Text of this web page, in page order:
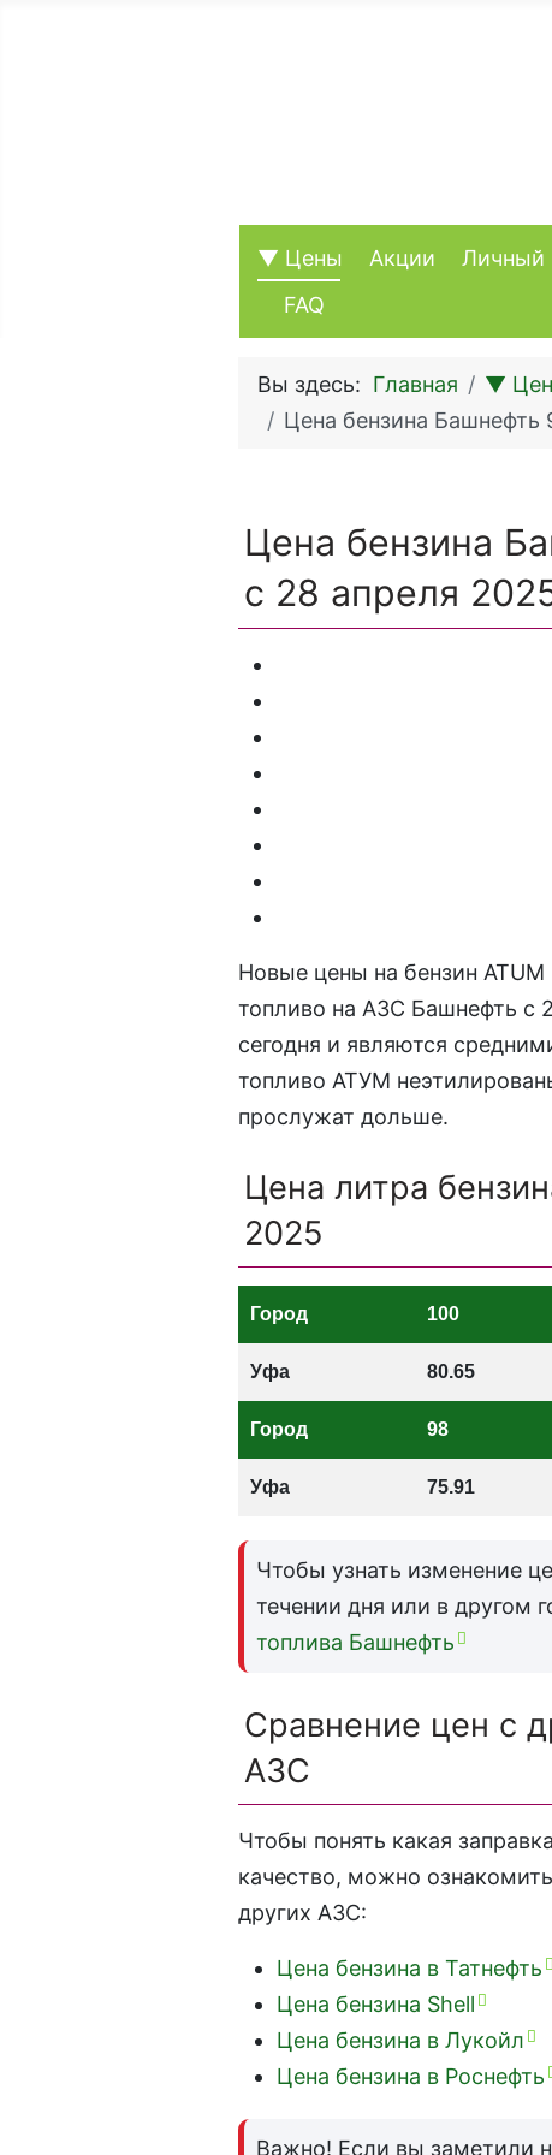
▼ Цены Акции Личный
FAQ
Вы здесь: Главная
▼
Цена бензина
Цена бензина
с 28 апреля
Новые цены на бензин
топливо на АЗС Башнефть с
сегодня и являются
топливо АТУМ
прослужат дольше.
Цена литра
2025
Город 100
Уфа 80.65
Город 98
Уфа 75.91
Чтобы узнать изменение
течении дня или в другом
топлива Башнефть
Сравнение цен с
АЗС
Чтобы понять какая
качество, можно
других АЗС:
Цена бензина в Татнефть
Цена бензина Shell
Цена бензина в Лукойл
Цена бензина в Роснефть
Важно! Если вы заметили